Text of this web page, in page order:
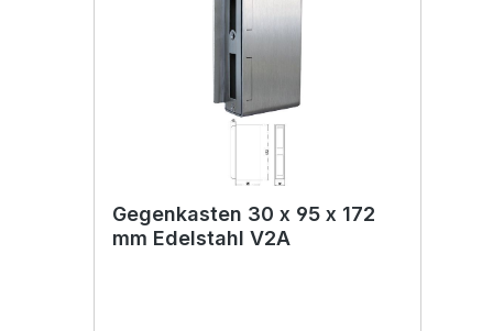
Gegenkasten 30 x 95 x 172
mm Edelstahl V2A